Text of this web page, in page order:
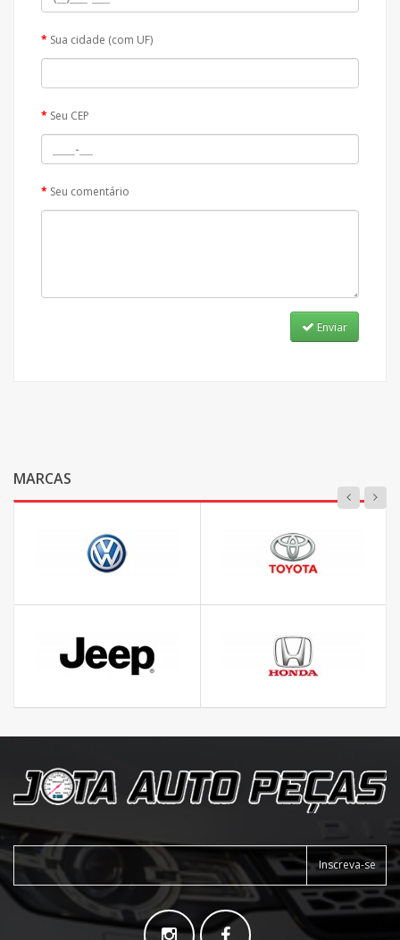
Sua cidade (com UF)
Seu CEP
Seu comentário
Enviar
MARCAS
Inscreva-se